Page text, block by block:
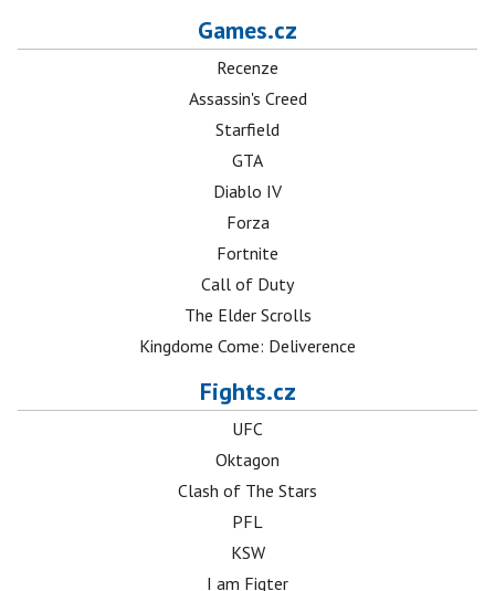
Games.cz
Recenze
Assassin's Creed
Starfield
GTA
Diablo IV
Forza
Fortnite
Call of Duty
The Elder Scrolls
Kingdome Come: Deliverence
Fights.cz
UFC
Oktagon
Clash of The Stars
PFL
KSW
I am Figter